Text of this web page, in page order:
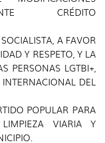
CRÉDITO
A FAVOR
Y RESPETO, Y LA
PERSONAS LGTBI+,
DEL
POPULAR PARA
VIARIA Y